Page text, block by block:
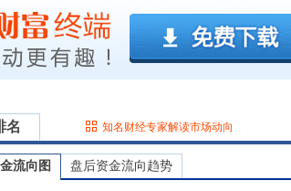
名 知名财经专家解读市场动向
流向图 盘后资金流向趋势